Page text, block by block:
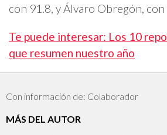
con 91.8, y Álvaro Obregón,
Te puede interesar: Los 10
que resumen nuestro año
Con información de: Colaborador
MÁS DEL AUTOR